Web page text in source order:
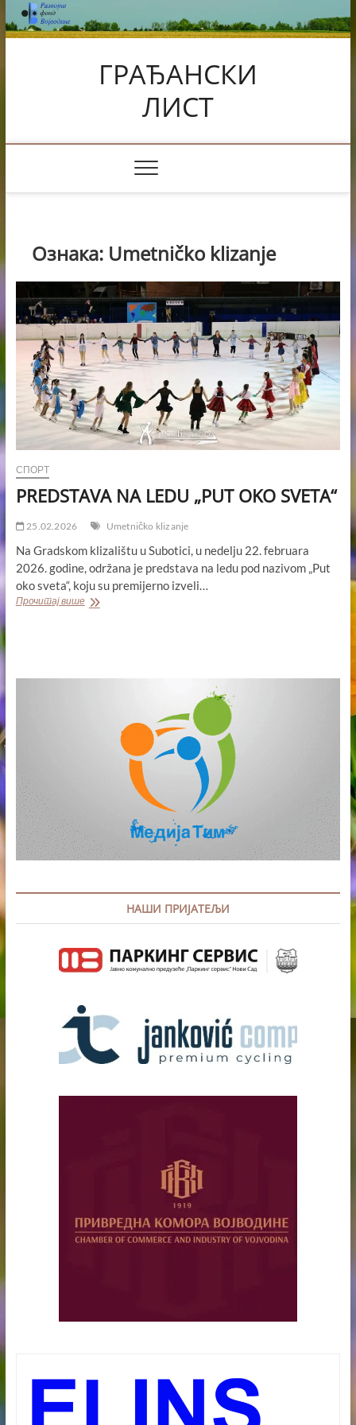
Skip
to
content
ГРАЂАНСКИ
ЛИСТ
Ознака: Umetničko klizanje
СПОРТ
PREDSTAVA NA LEDU „PUT OKO SVETA“
25.02.2026 Umetničko klizanje
Na Gradskom klizalištu u Subotici, u nedelju 22. februara
2026. godine, održana je predstava na ledu pod nazivom „Put
oko sveta“, koju su premijerno izveli…
Прочитај вишеPREDSTAVA
НАШИ ПРИЈАТЕЉИ